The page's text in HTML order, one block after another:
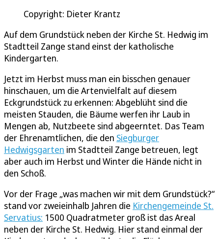
Copyright: Dieter Krantz
Auf dem Grundstück neben der Kirche St. Hedwig im
Stadtteil Zange stand einst der katholische
Kindergarten.
Jetzt im Herbst muss man ein bisschen genauer
hinschauen, um die Artenvielfalt auf diesem
Eckgrundstück zu erkennen: Abgeblüht sind die
meisten Stauden, die Bäume werfen ihr Laub in
Mengen ab, Nutzbeete sind abgeerntet. Das Team
der Ehrenamtlichen, die den Siegburger
Hedwigsgarten im Stadtteil Zange betreuen, legt
aber auch im Herbst und Winter die Hände nicht in
den Schoß.
Vor der Frage „was machen wir mit dem Grundstück?“
stand vor zweieinhalb Jahren die Kirchengemeinde St.
Servatius: 1500 Quadratmeter groß ist das Areal
neben der Kirche St. Hedwig. Hier stand einmal der